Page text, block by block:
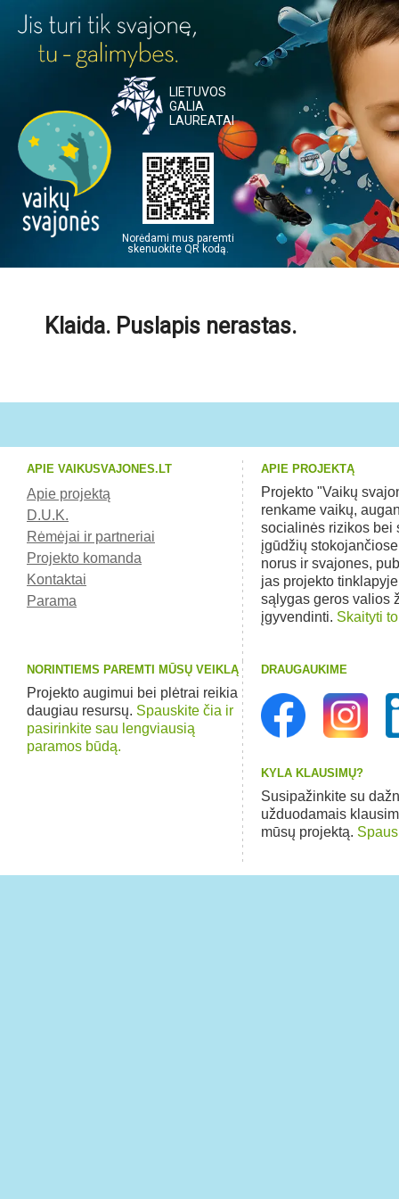
LIETUVOS
GALIA
LAUREATAI
Norėdami mus paremti
skenuokite QR kodą.
Klaida. Puslapis nerastas.
APIE VAIKUSVAJONES.LT
Apie projektą
D.U.K.
Rėmėjai ir partneriai
Projekto komanda
Kontaktai
Parama
APIE PROJEKTĄ
Projekto "Vaikų
renkame vaikų,
socialinės rizikos bei
įgūdžių
norus ir svajones,
jas projekto
sąlygas geros valios
įgyvendinti. Skaityti
NORINTIEMS PAREMTI MŪSŲ VEIKLĄ
Projekto augimui bei plėtrai reikia
daugiau resursų. Spauskite čia ir
pasirinkite sau lengviausią
paramos būdą.
DRAUGAUKIME
KYLA KLAUSIMŲ?
Susipažinkite su
užduodamais
mūsų projektą.